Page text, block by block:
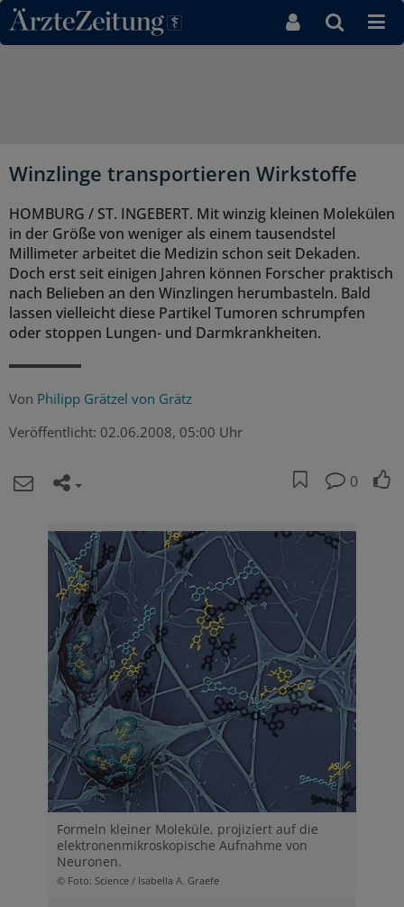
Direkt zum Inhaltsbereich
Winzlinge transportieren Wirkstoffe
HOMBURG / ST. INGEBERT. Mit winzig kleinen Molekülen
in der Größe von weniger als einem tausendstel
Millimeter arbeitet die Medizin schon seit Dekaden.
Doch erst seit einigen Jahren können Forscher praktisch
nach Belieben an den Winzlingen herumbasteln. Bald
lassen vielleicht diese Partikel Tumoren schrumpfen
oder stoppen Lungen- und Darmkrankheiten.
Von Philipp Grätzel von Grätz
Veröffentlicht: 02.06.2008, 05:00 Uhr
0
Formeln kleiner Moleküle, projiziert auf die
elektronenmikroskopische Aufnahme von
Neuronen.
© Foto: Science / Isabella A. Graefe